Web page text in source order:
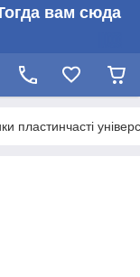
вам сюда
пластинчасті